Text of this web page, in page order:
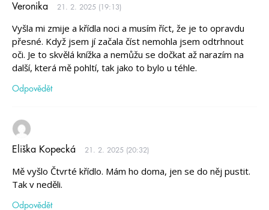
Veronika 21. 2. 2025 (19:13)
Vyšla mi zmije a křídla noci a musím říct, že je to opravdu
přesné. Když jsem jí začala číst nemohla jsem odtrhnout
oči. Je to skvělá knížka a nemůžu se dočkat až narazím na
další, která mě pohltí, tak jako to bylo u téhle.
Odpovědět
Eliška Kopecká 21. 2. 2025 (20:32)
Mě vyšlo Čtvrté křídlo. Mám ho doma, jen se do něj pustit.
Tak v neděli.
Odpovědět